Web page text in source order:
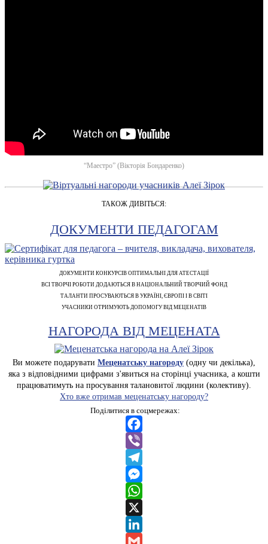
“Маестро” (Вікторія Бондаренко)
ТАКОЖ ДИВІТЬСЯ:
ДОКУМЕНТИ ПЕДАГОГАМ
ДОКУМЕНТИ КОНКУРСІВ ОПТИМАЛЬНІ ДЛЯ АТЕСТАЦІЇ
ВСІ ТВОРЧІ РОБОТИ ДОДАЮТЬСЯ В НАЦІОНАЛЬНИЙ ТВОРЧИЙ ФОНД
ТАЛАНТИ ПРОСУВАЮТЬСЯ В УКРАЇНІ, ЄВРОПІ І В СВІТІ
УЧАСНИКИ ОТРИМУЮТЬ ДОПОМОГУ ВІД МЕЦЕНАТІВ
НАГОРОДА ВІД МЕЦЕНАТА
Ви можете подарувати Меценатську нагороду (одну чи декілька),
яка з відповідними цифрами з'явиться на сторінці учасника, а кошти
працюватимуть на просування талановитої людини (колективу).
Хто вже отримав меценатську нагороду?
Поділитися в соцмережах:
Facebook
Viber
Telegram
Messenger
WhatsApp
X
LinkedIn